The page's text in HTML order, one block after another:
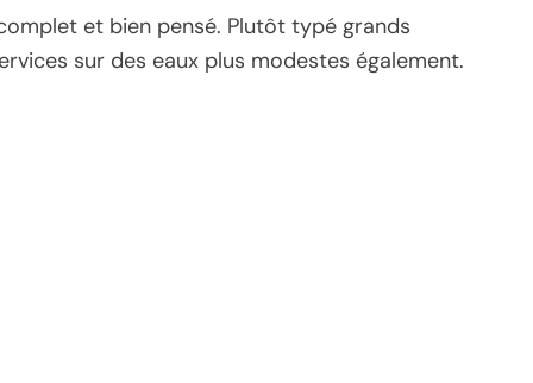
et bien pensé. Plutôt typé grands
sur des eaux plus modestes également.